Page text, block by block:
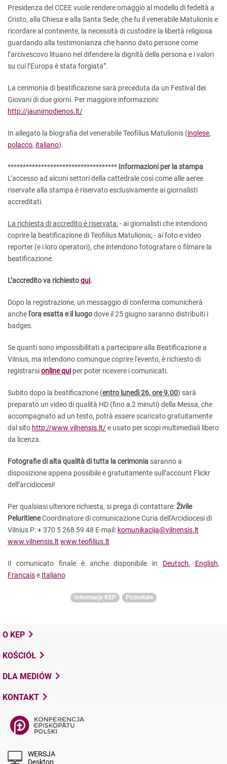
Presidenza del CCEE vuole rendere omaggio al modello di fedeltà a
Cristo, alla Chiesa e alla Santa Sede, che fu il venerabile Matulionis e
ricordare al continente, la necessità di custodire la libertà religiosa
guardando alla testimonianza che hanno dato persone come
l’arcivescovo lituano nel difendere la dignità della persona e i valori
su cui l’Europa è stata forgiata”.
La cerimonia di beatificazione sarà preceduta da un Festival dei
Giovani di due giorni. Per maggiore informazioni:
http://jaunimodienos.lt/
In allegato la biografia del venerabile Teofilius Matulionis (inglese,
polacco, italiano).
************************************ Informazioni per la stampa
L’accesso ad alcuni settori della cattedrale così come alle aeree
riservate alla stampa è riservato esclusivamente ai giornalisti
accreditati.
La richiesta di accredito è riservata:- ai giornalisti che intendono
coprire la beatificazione di Teofilius Matulionis; - ai foto e video
reporter (e i loro operatori), che intendono fotografare o filmare la
beatificazione.
L’accredito va richiestoqui.
Dopo la registrazione, un messaggio di conferma comunicherà
anche l'ora esatta e il luogodove il 25 giugno saranno distribuiti i
badges.
Se quanti sono impossibilitati a partecipare alla Beatificazione a
Vilnius, ma intendono comunque coprire l'evento, è richiesto di
registrarsionline qui per poter ricevere i comunicati.
Subito dopo la beatificazione (entro lunedì 26, ore 9.00) sarà
preparato un video di qualità HD (fino a 2 minuti) della Messa, che
accompagnato ad un testo, potrà essere scaricato gratuitamente
dal sito http://www.vilnensis.lt/e usato per scopi multimediali libero
da licenza.
Fotografie di alta qualità di tutta la cerimonia saranno a
disposizione appena possibile e gratuitamente sull’account Flickr
dell’arcidiocesi!
Per qualsiasi ulteriore richiesta, si prega di contattare:Živile
PeluritieneCoordinatore di comunicazione Curia dell'Arcidiocesi di
Vilnius P: + 370 5 268 59 48 E-mail: komunikacija@vilnensis.lt
www.vilnensis.lt www.teofilius.lt
Il comunicato finale è anche disponibile in Deutsch, English,
Française Italiano
Informacje KEP Pozostałe
O KEP
KOŚCIÓŁ
DLA MEDIÓW
KONTAKT
WERSJA
Desktop